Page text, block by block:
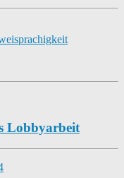
Lobbyarbeit